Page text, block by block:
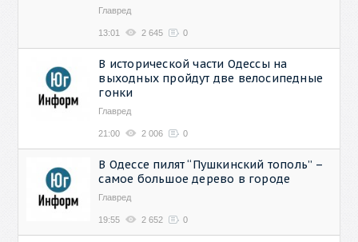
Главред
13:01 2 645 0
В исторической части Одессы на
выходных пройдут две велосипедные
гонки
Главред
21:00 2 006 0
В Одессе пилят “Пушкинский тополь” –
самое большое дерево в городе
Главред
19:55 2 652 0